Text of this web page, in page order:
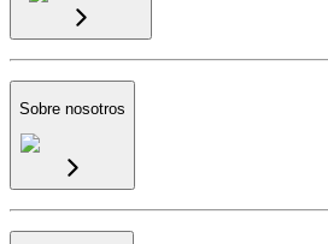
Sobre nosotros